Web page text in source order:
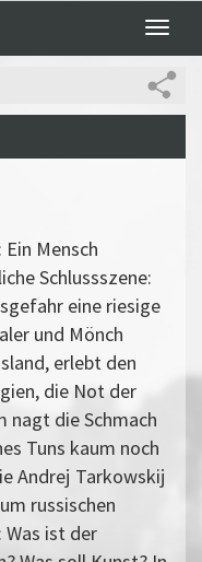
Toggle
Mensch
Schlussszene:
eine riesige
und Mönch
erlebt den
die Not der
nagt die Schmach
Tuns kaum noch
Andrej Tarkowskij
russischen
ist der